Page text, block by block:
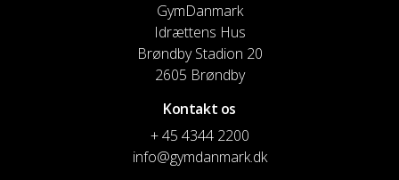
GymDanmark
Idrættens Hus
Brøndby Stadion 20
2605 Brøndby
Kontakt os
+ 45 4344 2200
info@gymdanmark.dk